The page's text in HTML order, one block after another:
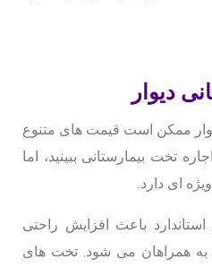
دیوار
ممکن است قیمت های متنوع
تخت بیمارستانی ببینید، اما
ای دارد.
باعث افزایش راحتی
همراهان می شود. تخت های